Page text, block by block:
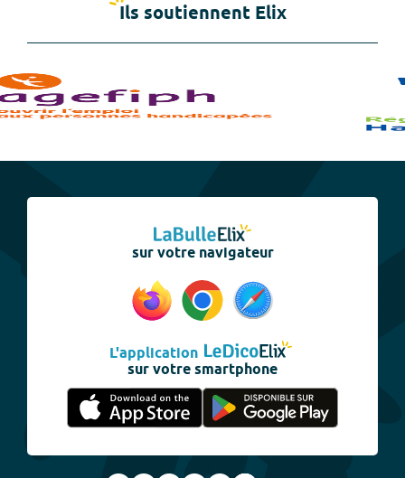
Ils soutiennent Elix
sur votre navigateur
L'application
sur votre smartphone